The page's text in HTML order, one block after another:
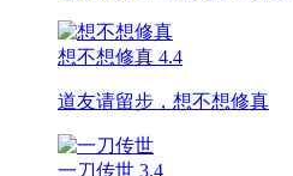
想不想修真 4.4
道友请留步，想不想修真
一刀传世 3.4